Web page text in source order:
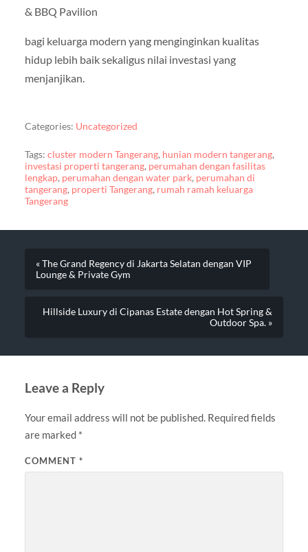
& BBQ Pavilion
bagi keluarga modern yang menginginkan kualitas
hidup lebih baik sekaligus nilai investasi yang
menjanjikan.
Categories: Uncategorized
Tags: cluster modern Tangerang, hunian modern tangerang,
investasi properti tangerang, perumahan dengan fasilitas
lengkap, perumahan dengan water park, perumahan di
tangerang, properti Tangerang, rumah ramah keluarga
Tangerang
« The Grand Regency di Jakarta Selatan dengan VIP
Lounge & Private Gym
Hillside Luxury di Cipanas Estate dengan Hot Spring &
Outdoor Spa. »
Leave a Reply
Your email address will not be published. Required fields
are marked *
COMMENT *